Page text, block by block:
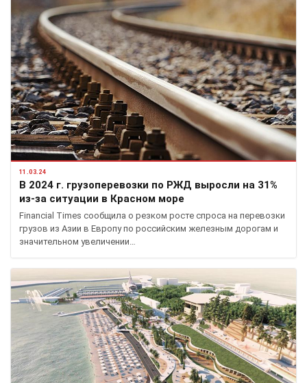
11.03.24
В 2024 г. грузоперевозки по РЖД выросли на 31%
из-за ситуации в Красном море
Financial Times сообщила о резком росте спроса на перевозки
грузов из Азии в Европу по российским железным дорогам и
значительном увеличении…